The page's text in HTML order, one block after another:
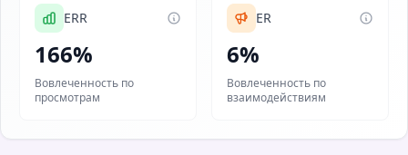
ERR
166%
Вовлеченность по
просмотрам
ER
6%
Вовлеченность по
взаимодействиям